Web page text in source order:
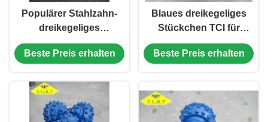
Populärer Stahlzahn-
dreikegeliges
Stückchen, Drehblau-
Farbe des bohrer-
Beste Preis erhalten
Blaues dreikegeliges
Stückchen TCI für
das Bergbau, 13 3/4"
bohrend FSA437G
Beste Preis erhalten